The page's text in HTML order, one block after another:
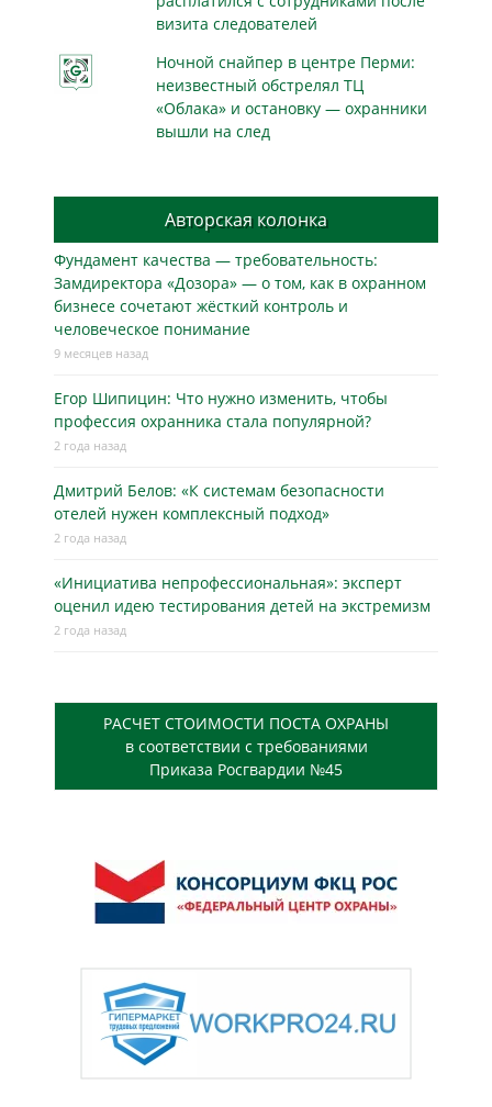
визита следователей
Ночной снайпер в центре Перми:
неизвестный обстрелял ТЦ
«Облака» и остановку — охранники
вышли на след
Авторская колонка
Фундамент качества — требовательность:
Замдиректора «Дозора» — о том, как в охранном
бизнесe сочетают жёсткий контроль и
человеческое понимание
9 месяцев назад
Егор Шипицин: Что нужно изменить, чтобы
профессия охранника стала популярной?
2 года назад
Дмитрий Белов: «К системам безопасности
отелей нужен комплексный подход»
2 года назад
«Инициатива непрофессиональная»: эксперт
оценил идею тестирования детей на экстремизм
2 года назад
РАСЧЕТ СТОИМОСТИ ПОСТА ОХРАНЫ
в соответствии с требованиями
Приказа Росгвардии №45